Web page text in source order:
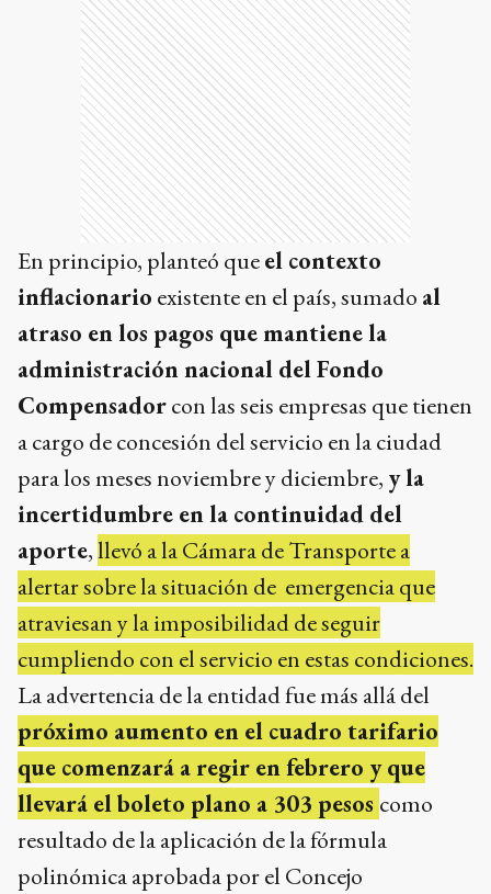
En principio, planteó queel contexto
inflacionario existente en el país, sumado al
atraso en los pagos que mantiene la
administración nacional del Fondo
Compensadorcon las seis empresas que tienen
a cargo de concesión del servicio en la ciudad
para los meses noviembre y diciembre, y la
incertidumbre en la continuidad del
aporte,llevó a la Cámara de Transporte a
alertar sobre la situación de emergencia que
atraviesan y la imposibilidad de seguir
cumpliendo con el servicio en estas condiciones.
La advertencia de la entidad fue más allá del
próximo aumento en el cuadro tarifario
que comenzará a regir en febrero y que
llevará el boleto plano a 303 pesos como
resultado de la aplicación de la fórmula
polinómica aprobada por el Concejo